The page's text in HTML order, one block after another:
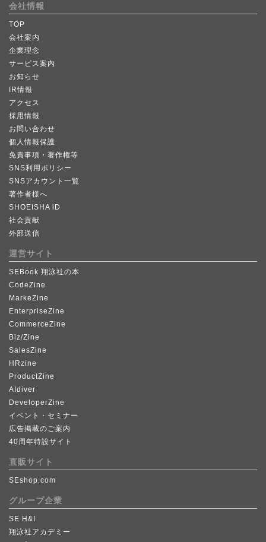
会社情報
TOP
会社案内
企業理念
サービス案内
お知らせ
IR情報
アクセス
採用情報
お問い合わせ
個人情報保護
免責事項・著作権等
SNS利用ポリシー
SNSアカウント一覧
著作者様へ
SHOEISHA iD
社会貢献
外部送信
運営サイト
SEBook 翔泳社の本
CodeZine
MarkeZine
EnterpriseZine
CommerceZine
Biz/Zine
SalesZine
HRzine
ProductZine
AIdiver
DeveloperZine
イベント・セミナー
広告掲載のご案内
40周年特設サイト
直販サイト
SEshop.com
グループ企業
SE H&I
翔泳社アカデミー